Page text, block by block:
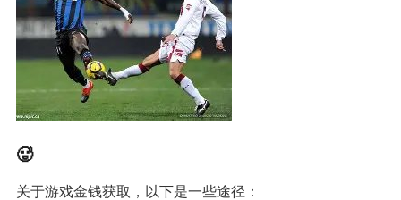
🥵
关于游戏金钱获取，以下是一些途径：